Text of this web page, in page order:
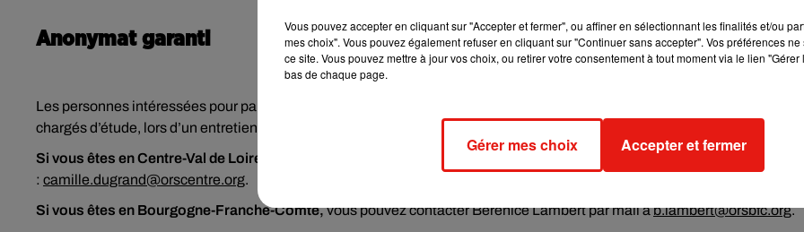
Anonymat garanti
Les personnes intéressées pour partager leur expérience seront reçues individuellement, et répondront aux questions des
chargés d’étude, lors d’un entretien d’une ou deux heures. L’anonymat des participants est garanti.
Si vous êtes en Centre-Val de Loire
, vous pouvez contacter Camille Dugrand au 02 38 74 48 80, ou par mail
: camille.dugrand@orscentre.org.
Si vous êtes en Bourgogne-Franche-Comté,vous pouvez contacter Bérénice Lambert par mail àb.lambert@orsbfc.org.
Vous pouvez accepter en cliquant sur "Accepter et fermer", ou affiner en sélectionnant les finalités et/ou
mes choix". Vous pouvez également refuser en cliquant sur "Continuer sans accepter". Vos préférences
ce site. Vous pouvez mettre à jour vos choix, ou retirer votre consentement à tout moment via le lien
bas de chaque page.
Gérer mes choix Accepter et fermer